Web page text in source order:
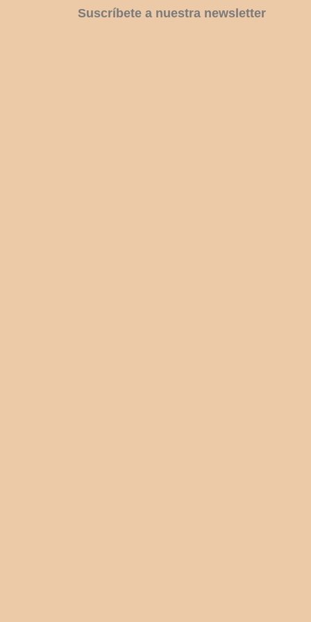
Suscríbete a nuestra newsletter